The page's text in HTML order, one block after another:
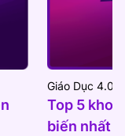
Giáo Dục 4.0
Top 5 kho
biến nhất